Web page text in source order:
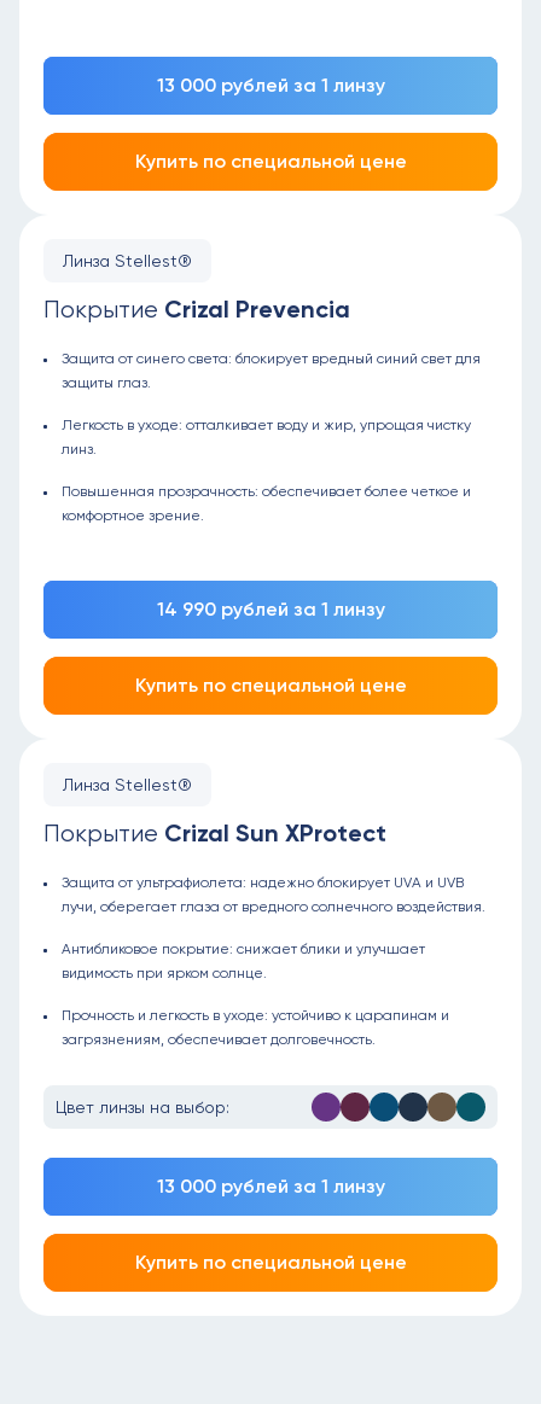
13 000 рублей за 1 линзу
Купить по специальной цене
Линза Stellest®
Покрытие Crizal Prevencia
Защита от синего света: блокирует вредный синий свет для
защиты глаз.
Легкость в уходе: отталкивает воду и жир, упрощая чистку
линз.
Повышенная прозрачность: обеспечивает более четкое и
комфортное зрение.
14 990 рублей за 1 линзу
Купить по специальной цене
Линза Stellest®
Покрытие Crizal Sun XProtect
Защита от ультрафиолета: надежно блокирует UVA и UVB
лучи, оберегает глаза от вредного солнечного воздействия.
Антибликовое покрытие: снижает блики и улучшает
видимость при ярком солнце.
Прочность и легкость в уходе: устойчиво к царапинам и
загрязнениям, обеспечивает долговечность.
Цвет линзы на выбор:
13 000 рублей за 1 линзу
Купить по специальной цене